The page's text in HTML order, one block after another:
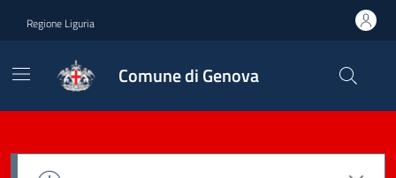
Regione Liguria
Comune di Genova